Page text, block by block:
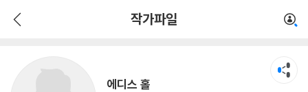
작가파일
에디스 홀
인문/사회 저자